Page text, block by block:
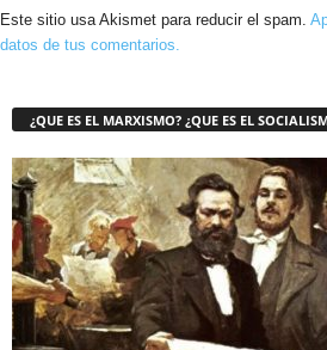
Este sitio usa Akismet para reducir el spam.
datos de tus comentarios.
¿QUE ES EL MARXISMO? ¿QUE ES EL